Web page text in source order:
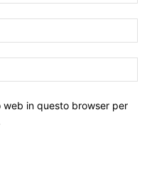
web in questo browser per